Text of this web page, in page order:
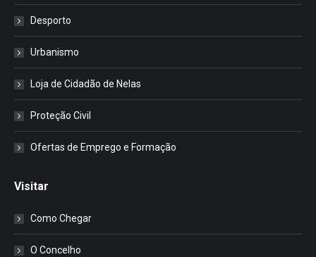
Desporto
Urbanismo
Loja de Cidadão de Nelas
Proteção Civil
Ofertas de Emprego e Formação
Visitar
Como Chegar
O Concelho